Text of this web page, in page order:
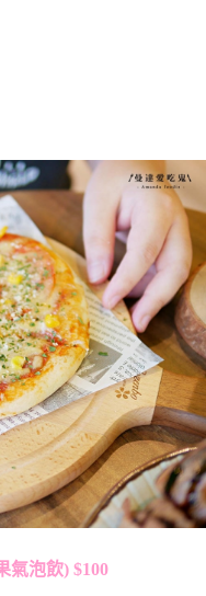
氣泡飲) $100